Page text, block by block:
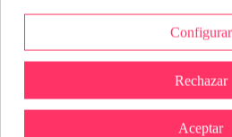
María Hernando
Sexóloga de Industrial
Configurar
Rechazar
Aceptar